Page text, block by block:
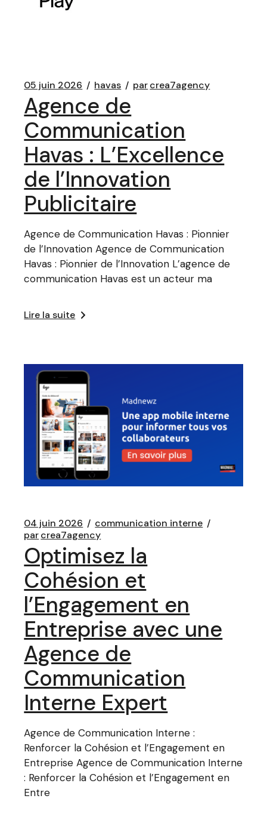
05 juin 2026 havas parcrea7agency
Agence de
Communication
Havas : L’Excellence
de l’Innovation
Publicitaire
Agence de Communication Havas : Pionnier
de l’Innovation Agence de Communication
Havas : Pionnier de l’Innovation L’agence de
communication Havas est un acteur ma
Lire la suite
04 juin 2026
communication interne
parcrea7agency
Optimisez la
Cohésion et
l’Engagement en
Entreprise avec une
Agence de
Communication
Interne Expert
Agence de Communication Interne :
Renforcer la Cohésion et l’Engagement en
Entreprise Agence de Communication Interne
: Renforcer la Cohésion et l’Engagement en
Entre